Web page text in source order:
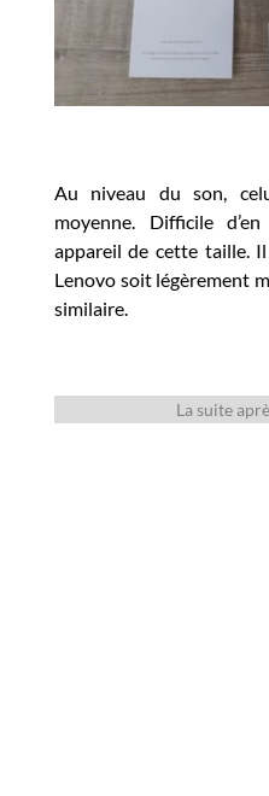
Au niveau du son,
moyenne. Difficile
appareil de cette taille.
Lenovo soit légèrement
similaire.
La suite